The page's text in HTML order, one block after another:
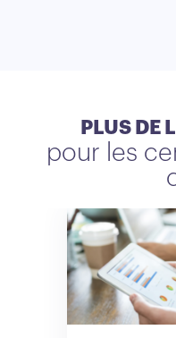
PLUS DE
pour les